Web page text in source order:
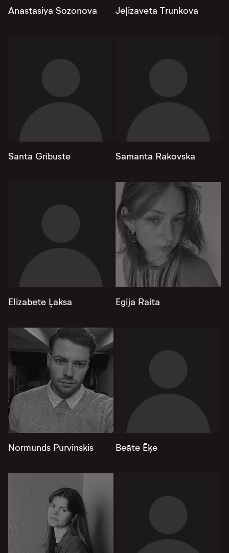
Anastasiya Sozonova Jeļizaveta Trunkova
Santa Gribuste Samanta Rakovska
Elizabete Ļaksa Egija Raita
Normunds Purvinskis Beāte Ēķe